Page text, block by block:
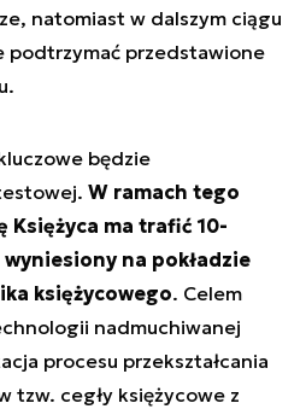
natomiast w dalszym ciągu
podtrzymać przedstawione
będzie
W ramach tego
Księżyca ma trafić 10-
na pokładzie
księżycowego. Celem
nadmuchiwanej
procesu przekształcania
tzw. cegły księżycowe z